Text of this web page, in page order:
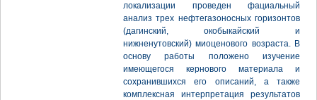
локализации проведен фациальный
анализ трех нефтегазоносных горизонтов
(дагинский, окобыкайский и
нижненутовский) миоценового возраста. В
основу работы положено изучение
имеющегося кернового материала и
сохранившихся его описаний, а также
комплексная интерпретация результатов